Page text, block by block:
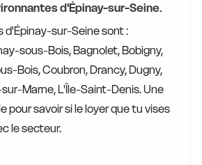
d'Épinay-sur-Seine.
d'Épinay-sur-Seine sont :
sous-Bois, Bagnolet, Bobigny,
Bois, Coubron, Drancy, Dugny,
Marne, L'Île-Saint-Denis. Une
pour savoir si le loyer que tu vises
le secteur.